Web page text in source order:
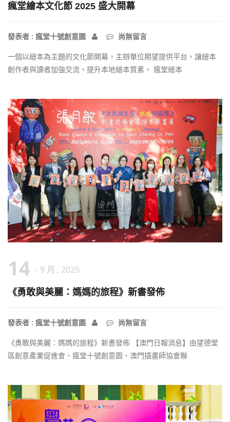
瘋堂繪本文化節 2025 盛大開幕
發表者 : 瘋堂十號創意園 尚無留言
一個以繪本為主題的文化節開幕，主辦單位期望提供平台，讓繪本
創作者與讀者加強交流，提升本地繪本質素。 瘋堂繪本
14 - 9 月 , 2025
《勇敢與美麗：媽媽的旅程》新書發佈
發表者 : 瘋堂十號創意園 尚無留言
《勇敢與美麗：媽媽的旅程》新書發佈 【澳門日報消息】由望德堂
區創意產業促進會、瘋堂十號創意園、澳門插畫師協會聯